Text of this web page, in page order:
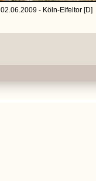
02.06.2009 - Köln-Eifeltor [D]